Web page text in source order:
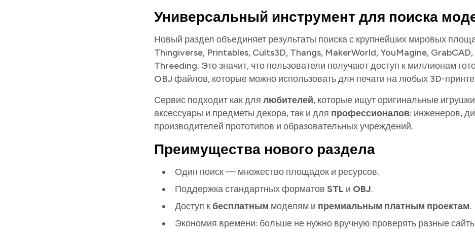
Универсальный инструмент для поиска
Новый раздел объединяет результаты поиска с крупнейших мировых
Thingiverse, Printables, Cults3D, Thangs, MakerWorld, YouMagine,
Threeding. Это значит, что пользователи получают доступ к миллионам
OBJ файлов, которые можно использовать для печати на любых 3D-
Сервис подходит как для любителей, которые ищут оригинальные
аксессуары и предметы декора, так и для профессионалов: инженеров,
производителей прототипов и образовательных учреждений.
Преимущества нового раздела
Один поиск — множество площадок и ресурсов.
Поддержка стандартных форматов STL и OBJ.
Доступ кбесплатным моделям и премиальным платным проектам.
Экономия времени: больше не нужно вручную проверять разные